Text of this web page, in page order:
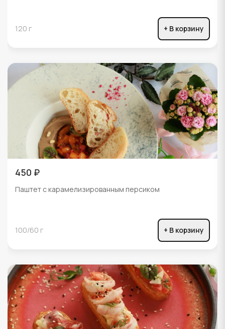
120 г + В корзину
450 ₽
Паштет с карамелизированным персиком
100/60 г + В корзину